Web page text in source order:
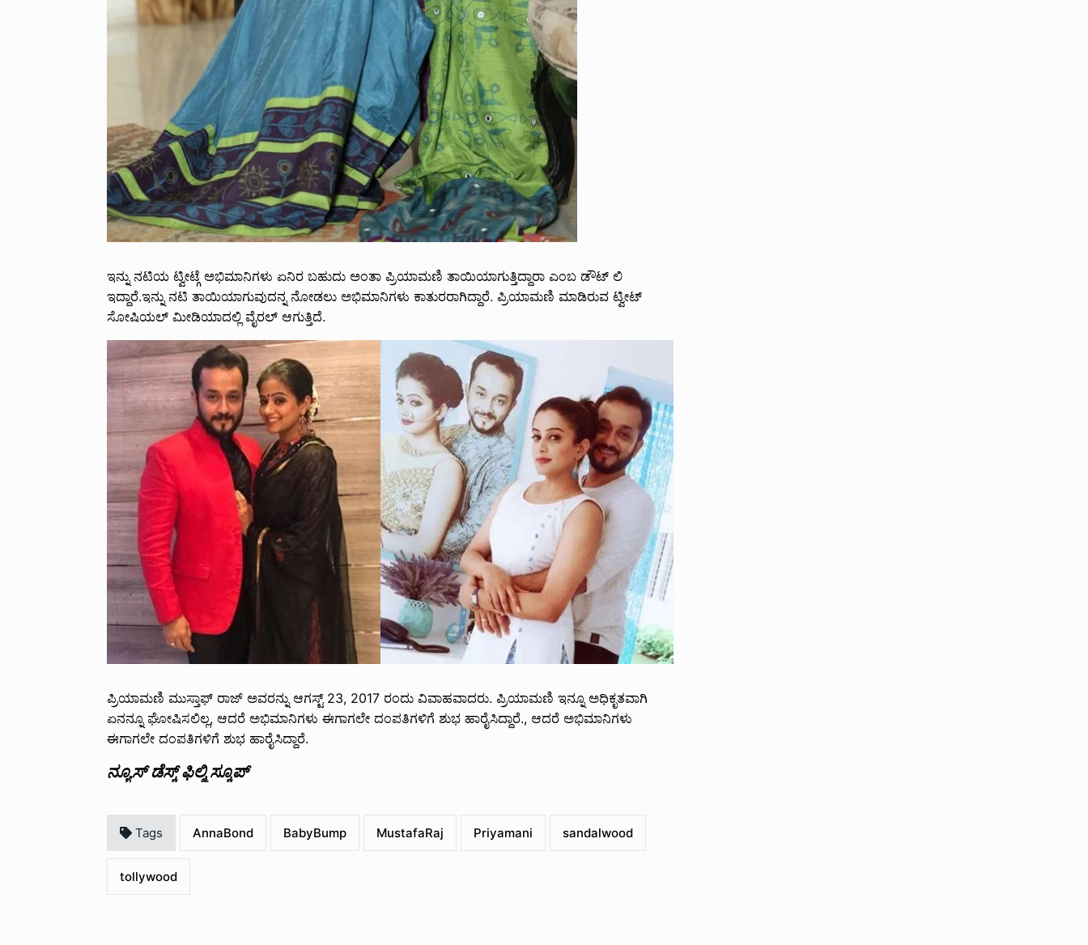
ಇನ್ನು ನಟಿಯ ಟ್ವೀಟ್ಗೆ ಅಭಿಮಾನಿಗಳು ಏನಿರ ಬಹುದು ಅಂತಾ ಪ್ರಿಯಾಮಣಿ ತಾಯಿಯಾಗುತ್ತಿದ್ದಾರಾ ಎಂಬ ಡೌಟ್ ಲಿ
ಇದ್ದಾರೆ.ಇನ್ನು ನಟಿ ತಾಯಿಯಾಗುವುದನ್ನ ನೋಡಲು ಅಭಿಮಾನಿಗಳು ಕಾತುರರಾಗಿದ್ದಾರೆ. ಪ್ರಿಯಾಮಣಿ ಮಾಡಿರುವ ಟ್ವೀಟ್
ಸೋಷಿಯಲ್ ಮೀಡಿಯಾದಲ್ಲಿ ವೈರಲ್ ಆಗುತ್ತಿದೆ.
ಪ್ರಿಯಾಮಣಿ ಮುಸ್ತಾಫ್ ರಾಜ್ ಅವರನ್ನು ಆಗಸ್ಟ್ 23, 2017 ರಂದು ವಿವಾಹವಾದರು. ಪ್ರಿಯಾಮಣಿ ಇನ್ನೂ ಅಧಿಕೃತವಾಗಿ
ಏನನ್ನೂ ಘೋಷಿಸಲಿಲ್ಲ, ಆದರೆ ಅಭಿಮಾನಿಗಳು ಈಗಾಗಲೇ ದಂಪತಿಗಳಿಗೆ ಶುಭ ಹಾರೈಸಿದ್ದಾರೆ., ಆದರೆ ಅಭಿಮಾನಿಗಳು
ಈಗಾಗಲೇ ದಂಪತಿಗಳಿಗೆ ಶುಭ ಹಾರೈಸಿದ್ದಾರೆ.
ನ್ಯೂಸ್ ಡೆಸ್ಕ್ ಫಿಲ್ಮಿ ಸ್ಕೂಪ್
Tags AnnaBond BabyBump MustafaRaj Priyamani sandalwood
tollywood